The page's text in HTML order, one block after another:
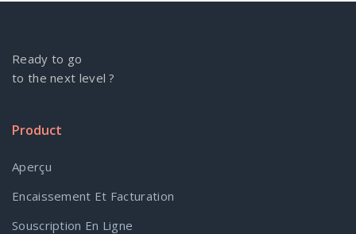
Ready to go
to the next level ?
Product
Aperçu
Encaissement Et Facturation
Souscription En Ligne